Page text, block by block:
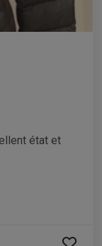
état et